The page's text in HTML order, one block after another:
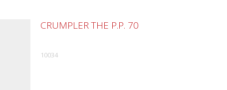
CRUMPLER THE P.P. 70
10034